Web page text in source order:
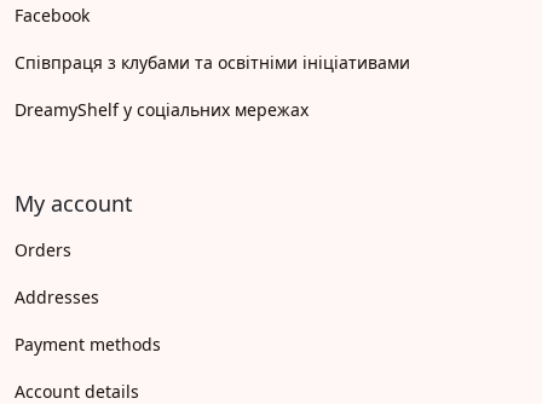
Facebook
Співпраця з клубами та освітніми ініціативами
DreamyShelf у соціальних мережах
My account
Orders
Addresses
Payment methods
Account details